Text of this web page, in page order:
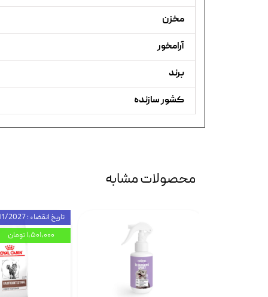
مخزن
آرامخور
برند
کشور سازنده
محصولات مشابه
تاریخ انقضاء : 11/2027
۱,۵۰۱,۰۰۰ تومان